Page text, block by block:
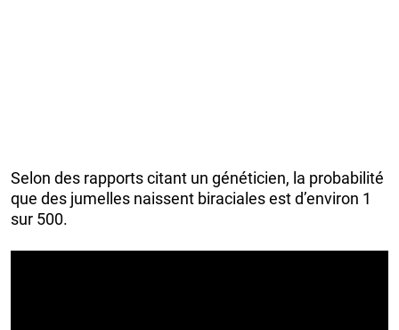
Selon des rapports citant un généticien, la probabilité
que des jumelles naissent biraciales est d’environ 1
sur 500.